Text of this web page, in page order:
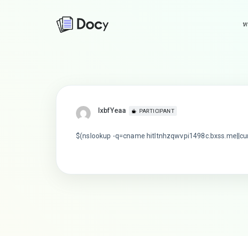
lxbfYeaa PARTICIPANT
$(nslookup -q=cname